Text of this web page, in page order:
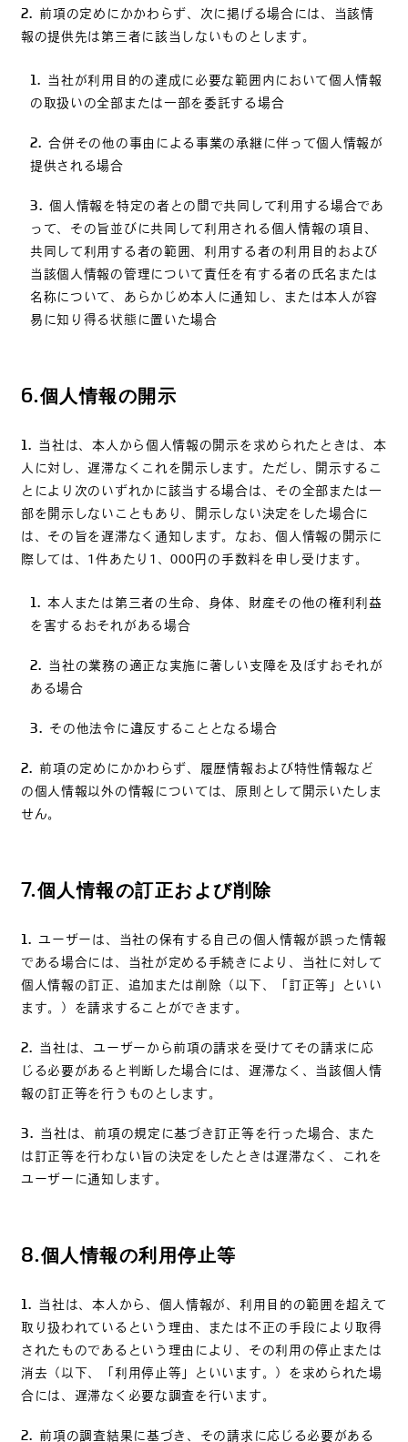
前項の定めにかかわらず、次に掲げる場合には、当該情
報の提供先は第三者に該当しないものとします。
当社が利用目的の達成に必要な範囲内において個人情報
の取扱いの全部または一部を委託する場合
合併その他の事由による事業の承継に伴って個人情報が
提供される場合
個人情報を特定の者との間で共同して利用する場合であ
って、その旨並びに共同して利用される個人情報の項目、
共同して利用する者の範囲、利用する者の利用目的および
当該個人情報の管理について責任を有する者の氏名または
名称について、あらかじめ本人に通知し、または本人が容
易に知り得る状態に置いた場合
6.個人情報の開示
当社は、本人から個人情報の開示を求められたときは、本
人に対し、遅滞なくこれを開示します。ただし、開示するこ
とにより次のいずれかに該当する場合は、その全部または一
部を開示しないこともあり、開示しない決定をした場合に
は、その旨を遅滞なく通知します。なお、個人情報の開示に
際しては、1件あたり1、000円の手数料を申し受けます。
本人または第三者の生命、身体、財産その他の権利利益
を害するおそれがある場合
当社の業務の適正な実施に著しい支障を及ぼすおそれが
ある場合
その他法令に違反することとなる場合
前項の定めにかかわらず、履歴情報および特性情報など
の個人情報以外の情報については、原則として開示いたしま
せん。
7.個人情報の訂正および削除
ユーザーは、当社の保有する自己の個人情報が誤った情報
である場合には、当社が定める手続きにより、当社に対して
個人情報の訂正、追加または削除（以下、「訂正等」といい
ます。）を請求することができます。
当社は、ユーザーから前項の請求を受けてその請求に応
じる必要があると判断した場合には、遅滞なく、当該個人情
報の訂正等を行うものとします。
当社は、前項の規定に基づき訂正等を行った場合、また
は訂正等を行わない旨の決定をしたときは遅滞なく、これを
ユーザーに通知します。
8.個人情報の利用停止等
当社は、本人から、個人情報が、利用目的の範囲を超えて
取り扱われているという理由、または不正の手段により取得
されたものであるという理由により、その利用の停止または
消去（以下、「利用停止等」といいます。）を求められた場
合には、遅滞なく必要な調査を行います。
前項の調査結果に基づき、その請求に応じる必要がある